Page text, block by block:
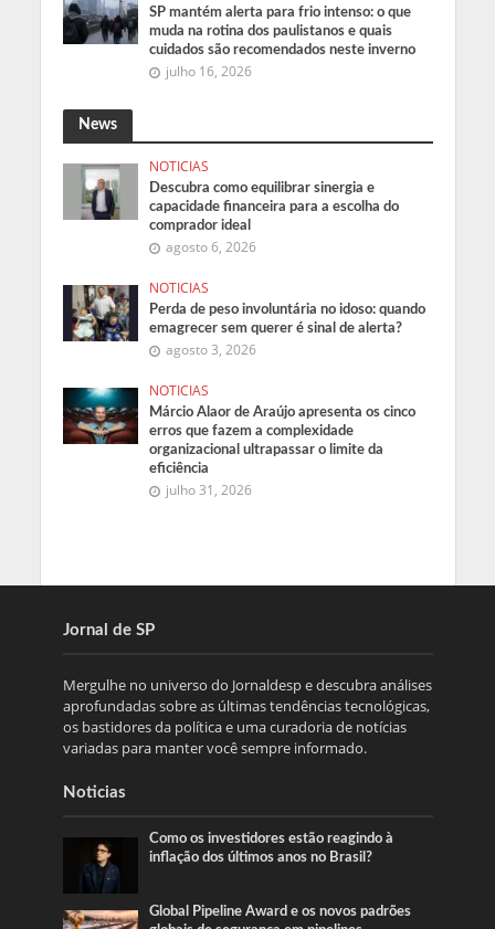
SP mantém alerta para frio intenso: o que
muda na rotina dos paulistanos e quais
cuidados são recomendados neste inverno
julho 16, 2026
News
NOTICIAS
Descubra como equilibrar sinergia e
capacidade financeira para a escolha do
comprador ideal
agosto 6, 2026
NOTICIAS
Perda de peso involuntária no idoso: quando
emagrecer sem querer é sinal de alerta?
agosto 3, 2026
NOTICIAS
Márcio Alaor de Araújo apresenta os cinco
erros que fazem a complexidade
organizacional ultrapassar o limite da
eficiência
julho 31, 2026
Jornal de SP
Mergulhe no universo do Jornaldesp e descubra análises
aprofundadas sobre as últimas tendências tecnológicas,
os bastidores da política e uma curadoria de notícias
variadas para manter você sempre informado.
Noticias
Como os investidores estão reagindo à
inflação dos últimos anos no Brasil?
Global Pipeline Award e os novos padrões